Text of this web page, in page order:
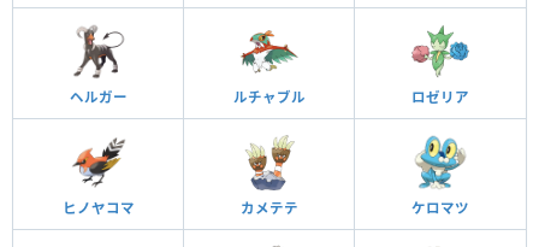
ヘルガー ルチャブル ロゼリア
ヒノヤコマ カメテテ ケロマツ